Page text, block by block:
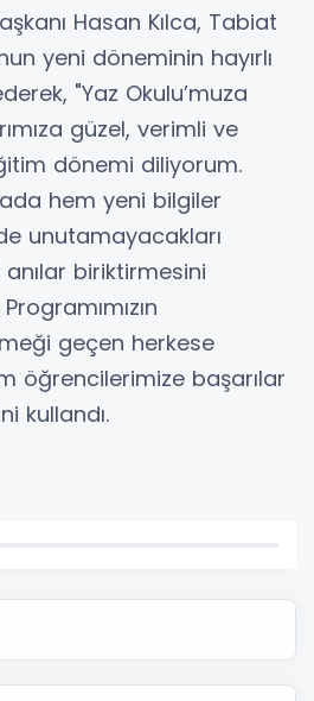
Hasan Kılca, Tabiat
yeni döneminin hayırlı
"Yaz Okulu’muza
güzel, verimli ve
dönemi diliyorum.
hem yeni bilgiler
unutamayacakları
biriktirmesini
geçen herkese
öğrencilerimize başarılar
kullandı.